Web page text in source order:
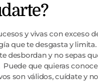
y vivas con exceso
que te desgasta y limita.
desbordan y no sepas
que quieras
son válidos, cuídate y